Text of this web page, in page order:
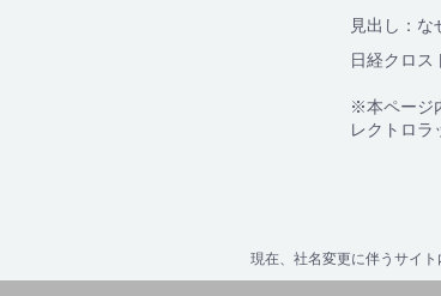
見出し：
日経クロス
※本ページ
レクトロラ
現在、社名変更に伴うサイ